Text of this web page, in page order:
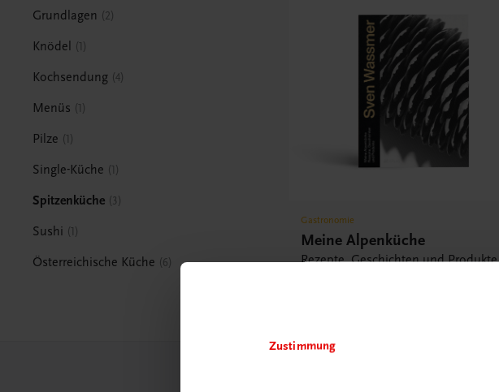
Zustimmung
Grundlagen 2
Knödel 1
Kochsendung 4
Menüs 1
Pilze 1
Single-Küche 1
Spitzenküche 3
Sushi 1
Österreichische Küche 6
Gastronomie
Meine Alpenküche
Rezepte, Geschichten und Produkte